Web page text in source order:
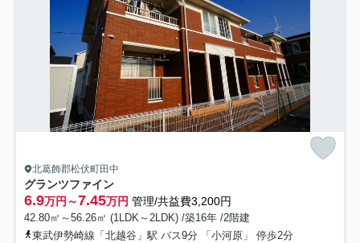
北葛飾郡松伏町田中
グランツファイン
6.9万円～7.45万円 管理/共益費3,200円
42.80㎡～56.26㎡ (1LDK～2LDK) /築16年 /2階建
東武伊勢崎線「北越谷」駅 バス9分 「小河原」 停歩2分